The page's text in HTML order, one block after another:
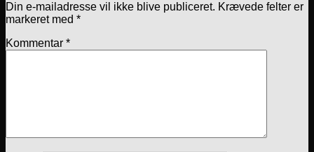
Din e-mailadresse vil ikke blive publiceret. Krævede felter er
markeret med *
Kommentar *